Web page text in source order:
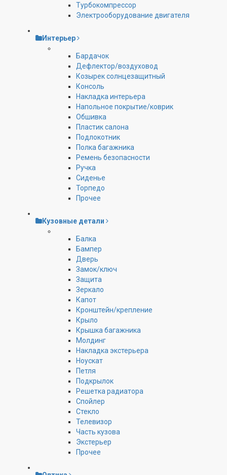
Турбокомпрессор
Электрооборудование двигателя
Интерьер
Бардачок
Дефлектор/воздуховод
Козырек солнцезащитный
Консоль
Накладка интерьера
Напольное покрытие/коврик
Обшивка
Пластик салона
Подлокотник
Полка багажника
Ремень безопасности
Ручка
Сиденье
Торпедо
Прочее
Кузовные детали
Балка
Бампер
Дверь
Замок/ключ
Защита
Зеркало
Капот
Кронштейн/крепление
Крыло
Крышка багажника
Молдинг
Накладка экстерьера
Ноускат
Петля
Подкрылок
Решетка радиатора
Спойлер
Стекло
Телевизор
Часть кузова
Экстерьер
Прочее